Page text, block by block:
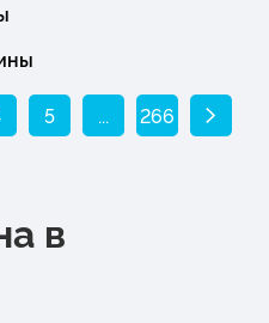
5 ... 266
в